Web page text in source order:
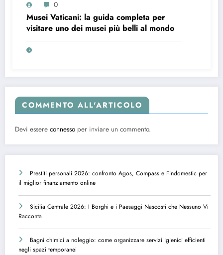
0
Musei Vaticani: la guida completa per
visitare uno dei musei più belli al mondo
COMMENTO ALL'ARTICOLO
Devi essere connesso per inviare un commento.
Prestiti personali 2026: confronto Agos, Compass e Findomestic per
il miglior finanziamento online
Sicilia Centrale 2026: I Borghi e i Paesaggi Nascosti che Nessuno Vi
Racconta
Bagni chimici a noleggio: come organizzare servizi igienici efficienti
negli spazi temporanei